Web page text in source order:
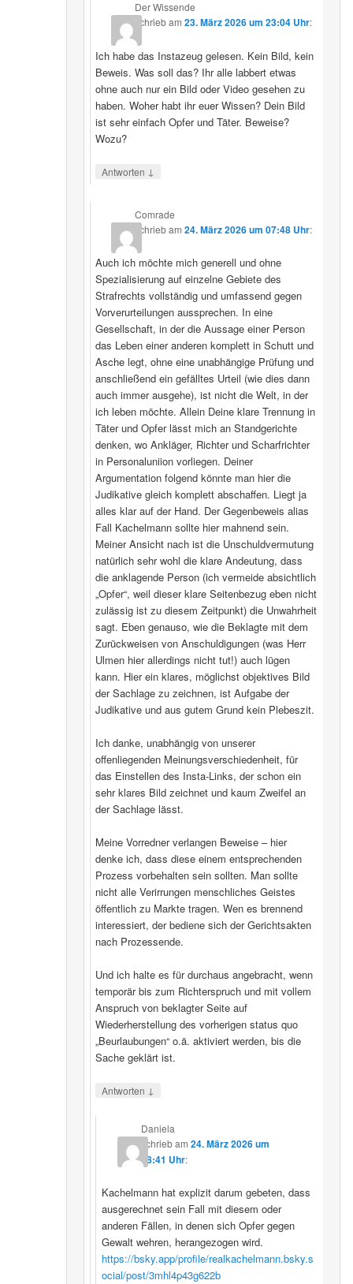
Der Wissende
schriebam23. März 2026 um 23:04 Uhr:
Ich habe das Instazeug gelesen. Kein Bild, kein
Beweis. Was soll das? Ihr alle labbert etwas
ohne auch nur ein Bild oder Video gesehen zu
haben. Woher habt ihr euer Wissen? Dein Bild
ist sehr einfach Opfer und Täter. Beweise?
Wozu?
Antworten ↓
Comrade
schriebam24. März 2026 um 07:48 Uhr:
Auch ich möchte mich generell und ohne
Spezialisierung auf einzelne Gebiete des
Strafrechts vollständig und umfassend gegen
Vorverurteilungen aussprechen. In eine
Gesellschaft, in der die Aussage einer Person
das Leben einer anderen komplett in Schutt und
Asche legt, ohne eine unabhängige Prüfung und
anschließend ein gefälltes Urteil (wie dies dann
auch immer ausgehe), ist nicht die Welt, in der
ich leben möchte. Allein Deine klare Trennung in
Täter und Opfer lässt mich an Standgerichte
denken, wo Ankläger, Richter und Scharfrichter
in Personaluniion vorliegen. Deiner
Argumentation folgend könnte man hier die
Judikative gleich komplett abschaffen. Liegt ja
alles klar auf der Hand. Der Gegenbeweis alias
Fall Kachelmann sollte hier mahnend sein.
Meiner Ansicht nach ist die Unschuldvermutung
natürlich sehr wohl die klare Andeutung, dass
die anklagende Person (ich vermeide absichtlich
„Opfer“, weil dieser klare Seitenbezug eben nicht
zulässig ist zu diesem Zeitpunkt) die Unwahrheit
sagt. Eben genauso, wie die Beklagte mit dem
Zurückweisen von Anschuldigungen (was Herr
Ulmen hier allerdings nicht tut!) auch lügen
kann. Hier ein klares, möglichst objektives Bild
der Sachlage zu zeichnen, ist Aufgabe der
Judikative und aus gutem Grund kein Plebeszit.
Ich danke, unabhängig von unserer
offenliegenden Meinungsverschiedenheit, für
das Einstellen des Insta-Links, der schon ein
sehr klares Bild zeichnet und kaum Zweifel an
der Sachlage lässt.
Meine Vorredner verlangen Beweise – hier
denke ich, dass diese einem entsprechenden
Prozess vorbehalten sein sollten. Man sollte
nicht alle Verirrungen menschliches Geistes
öffentlich zu Markte tragen. Wen es brennend
interessiert, der bediene sich der Gerichtsakten
nach Prozessende.
Und ich halte es für durchaus angebracht, wenn
temporär bis zum Richterspruch und mit vollem
Anspruch von beklagter Seite auf
Wiederherstellung des vorherigen status quo
„Beurlaubungen“ o.ä. aktiviert werden, bis die
Sache geklärt ist.
Antworten ↓
Daniela
schriebam 24. März 2026 um
08:41 Uhr:
Kachelmann hat explizit darum gebeten, dass
ausgerechnet sein Fall mit diesem oder
anderen Fällen, in denen sich Opfer gegen
Gewalt wehren, herangezogen wird.
https://bsky.app/profile/realkachelmann.bsky.s
ocial/post/3mhl4p43g622b